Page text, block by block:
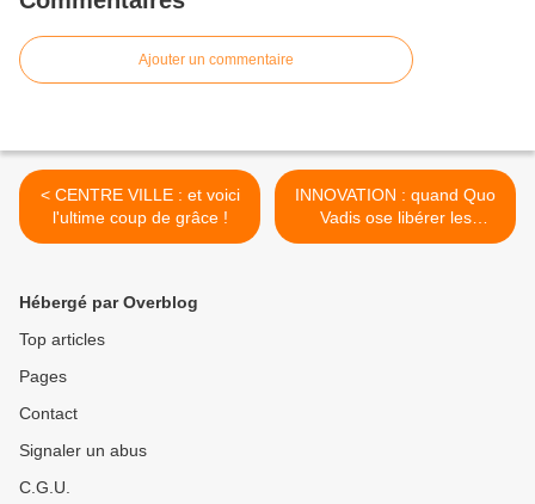
Ajouter un commentaire
< CENTRE VILLE : et voici
l'ultime coup de grâce !
INNOVATION : quand Quo
Vadis ose libérer les
agendas… >
Hébergé par Overblog
Top articles
Pages
Contact
Signaler un abus
C.G.U.